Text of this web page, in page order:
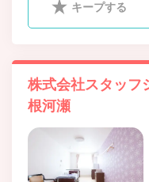
キープする
株式会社スタッフ
根河瀬